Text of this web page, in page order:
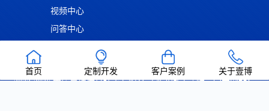
首页 定制开发 客户案例 关于壹博
视频中心
问答中心
渝ICP备2022014306号 渝公网安备50011302001126号 | Copyright ©
2022-2026 重庆壹博信息技术有限公司 版权所有 | 唯一官方网站：